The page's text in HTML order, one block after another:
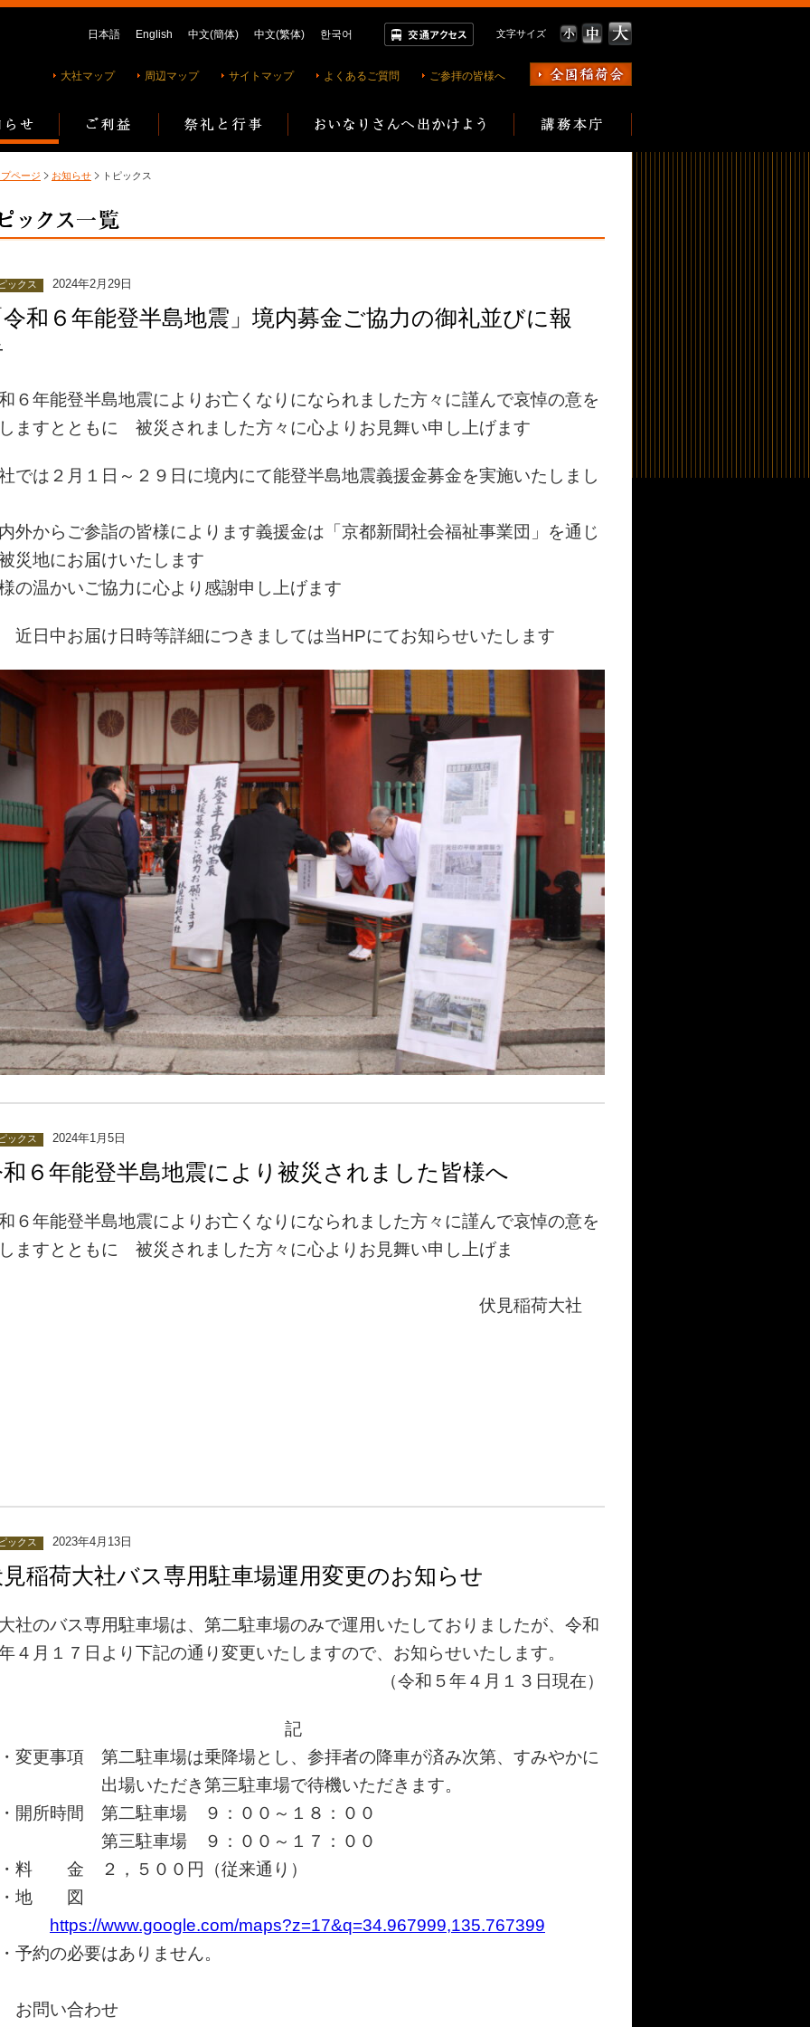
日本語 English 中文(簡体) 中文(繁体) 한국어 文字サイズ
大社マップ 周辺マップ サイトマップ よくあるご質問 ご参拝の皆様へ
ページ お知らせ トピックス
ックス 2024年2月29日
和６年能登半島地震」境内募金ご協力の御礼並びに報
６年能登半島地震によりお亡くなりになられました方々に謹んで哀悼の意を
ますとともに 被災されました方々に心よりお見舞い申し上げます
では２月１日～２９日に境内にて能登半島地震義援金募金を実施いたしまし
外からご参詣の皆様によります義援金は「京都新聞社会福祉事業団」を通じ
災地にお届けいたします
の温かいご協力に心より感謝申し上げます
日中お届け日時等詳細につきましては当HPにてお知らせいたします
ックス 2024年1月5日
６年能登半島地震により被災されました皆様へ
６年能登半島地震によりお亡くなりになられました方々に謹んで哀悼の意を
ますとともに 被災されました方々に心よりお見舞い申し上げま
見稲荷大社
ックス 2023年4月13日
稲荷大社バス専用駐車場運用変更のお知らせ
社のバス専用駐車場は、第二駐車場のみで運用いたしておりましたが、令和
４月１７日より下記の通り変更いたしますので、お知らせいたします。
令和５年４月１３日現在）
記
更事項 第二駐車場は乗降場とし、参拝者の降車が済み次第、すみやかに
場いただき第三駐車場で待機いただきます。
所時間 第二駐車場 ９：００～１８：００
三駐車場 ９：００～１７：００
金 ２，５００円（従来通り）
地 図
https://www.google.com/maps?z=17&q=34.967999,135.767399
予約の必要はありません。
問い合わせ